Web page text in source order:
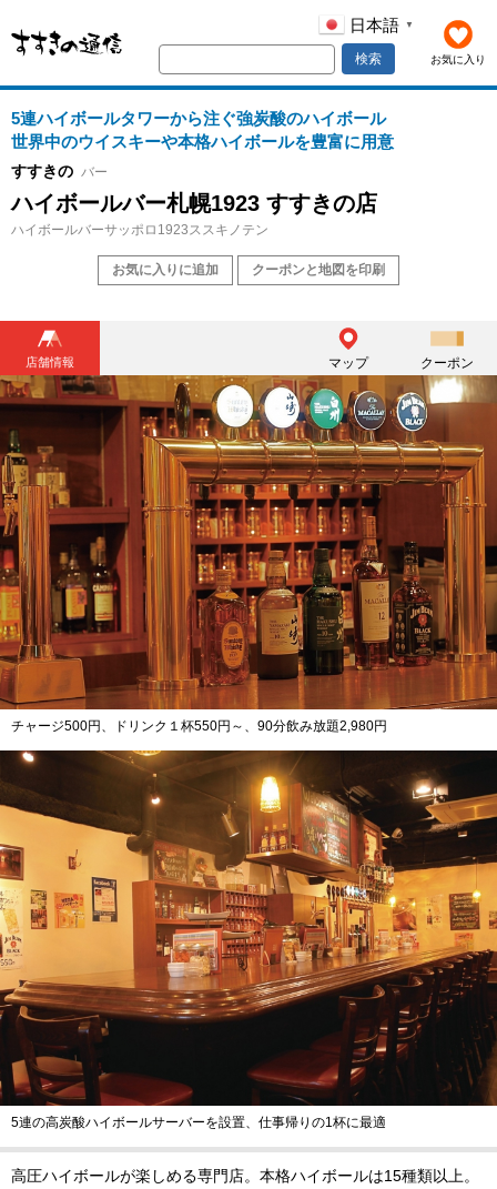
お気に入り
日本語 ▼
検索
5連ハイボールタワーから注ぐ強炭酸のハイボール
世界中のウイスキーや本格ハイボールを豊富に用意
すすきの バー
ハイボールバー札幌1923 すすきの店
ハイボールバーサッポロ1923ススキノテン
お気に入りに追加 クーポンと地図を印刷
店舗情報 マップ クーポン
チャージ500円、ドリンク１杯550円～、90分飲み放題2,980円
5連の高炭酸ハイボールサーバーを設置、仕事帰りの1杯に最適
高圧ハイボールが楽しめる専門店。本格ハイボールは15種類以上。